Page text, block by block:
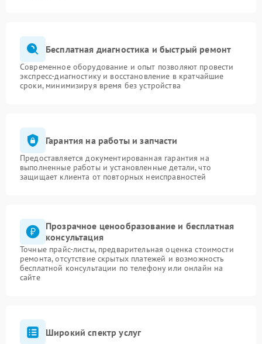
Бесплатная диагностика и быстрый ремонт
Современное оборудование и опыт позволяют провести
экспресс-диагностику и восстановление в кратчайшие
сроки, минимизируя время без устройства
Гарантия на работы и запчасти
Предоставляется документированная гарантия на
выполненные работы и установленные детали, что
защищает клиента от повторных неисправностей
Прозрачное ценообразование и бесплатная
консультация
Точные прайс-листы, предварительная оценка стоимости
ремонта, отсутствие скрытых платежей и возможность
бесплатной консультации по телефону или онлайн на
сайте
Широкий спектр услуг